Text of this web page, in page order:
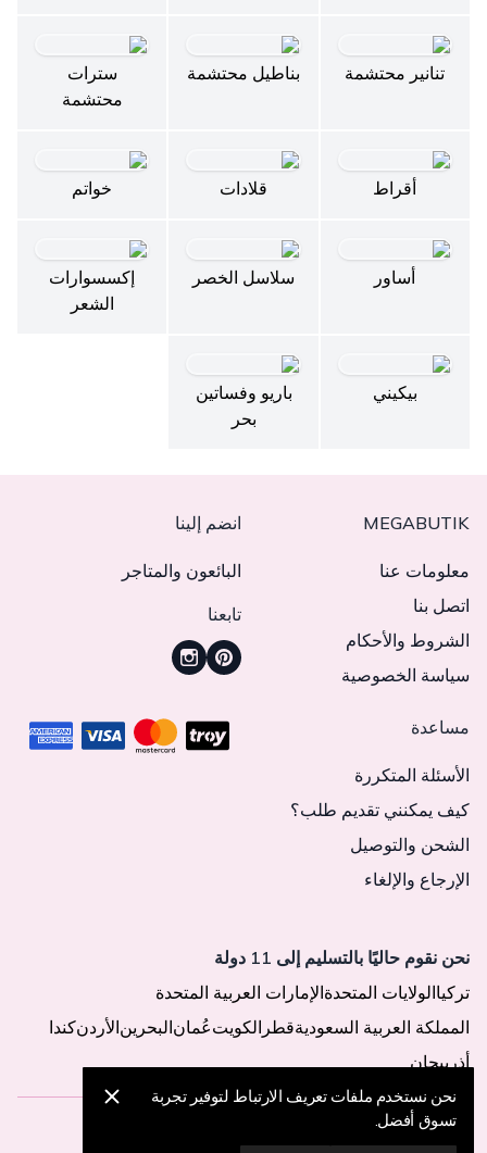
تنانير محتشمة بناطيل محتشمة
سترات
محتشمة
أقراط قلادات خواتم
أساور سلاسل الخصر
إكسسوارات
الشعر
بيكيني
باريو وفساتين
بحر
MEGABUTIK
معلومات عنا
اتصل بنا
الشروط والأحكام
سياسة الخصوصية
انضم إلينا
البائعون والمتاجر
تابعنا
مساعدة
الأسئلة المتكررة
كيف يمكنني تقديم طلب؟
الشحن والتوصيل
الإرجاع والإلغاء
نحن نقوم حاليًا بالتسليم إلى 11 دولة
تركياالولايات المتحدةالإمارات العربية المتحدة
المملكة العربية السعوديةقطر الكويتعُمانالبحرينالأردنكندا
أذربيجان
© 2025 MegaButik -
نحن نستخدم ملفات تعريف الارتباط لتوفير تجربة
تسوق أفضل.